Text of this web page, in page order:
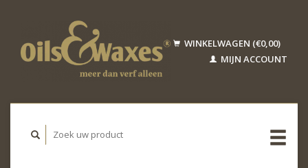
WINKELWAGEN (€0,00)
MIJN ACCOUNT